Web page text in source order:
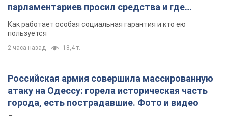
парламентариев просил средства и где
поселился
Как работает особая социальная гарантия и кто ею
пользуется
2 часа назад 18,4 т.
Российская армия совершила массированную
атаку на Одессу: горела историческая часть
города, есть пострадавшие. Фото и видео